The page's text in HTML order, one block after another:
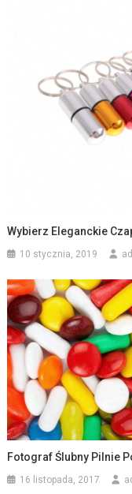
Wybierz Eleganckie
10 stycznia, 2019
Fotograf Ślubny Pilnie
16 listopada, 2017